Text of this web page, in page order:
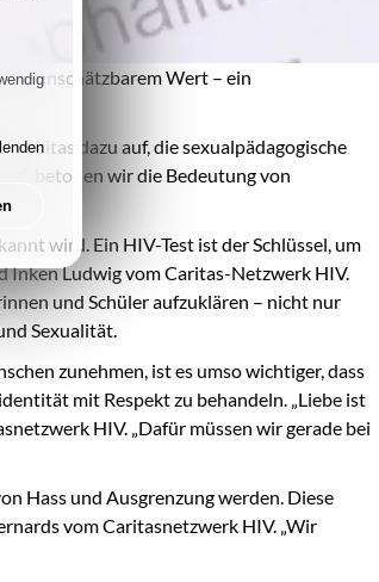
unschätzbarem Wert – ein
dazu auf, die sexualpädagogische
betonen wir die Bedeutung von
wird. Ein HIV-Test ist der Schlüssel, um
Inken Ludwig vom Caritas-Netzwerk HIV.
und Schüler aufzuklären – nicht nur
Sexualität.
zunehmen, ist es umso wichtiger, dass
mit Respekt zu behandeln. „Liebe ist
HIV. „Dafür müssen wir gerade bei
Hass und Ausgrenzung werden. Diese
vom Caritasnetzwerk HIV. „Wir